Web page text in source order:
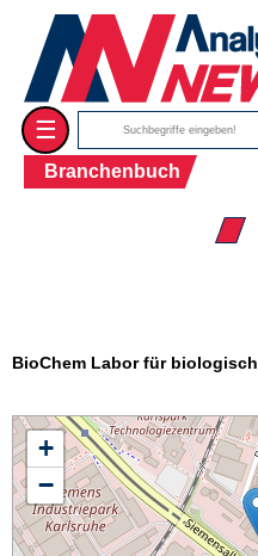
☰
Branchenbuch
☰ Firmenverzeichnis
BioChem Labor für
+
−